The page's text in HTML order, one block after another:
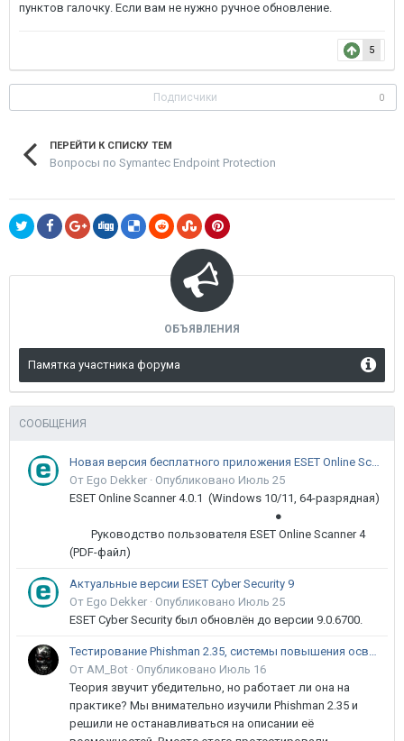
пунктов галочку. Если вам не нужно ручное обновление.
5
Подписчики 0
ПЕРЕЙТИ К СПИСКУ ТЕМ
Вопросы по Symantec Endpoint Protection
ОБЪЯВЛЕНИЯ
Памятка участника форума
СООБЩЕНИЯ
Новая версия бесплатного приложения ESET Online Scanner доступна пользователям
От Ego Dekker · Опубликовано Июль 25
ESET Online Scanner 4.0.1 (Windows 10/11, 64-разрядная)
●
Руководство пользователя ESET Online Scanner 4
(PDF-файл)
Актуальные версии ESET Cyber Security 9
От Ego Dekker · Опубликовано Июль 25
ESET Cyber Security был обновлён до версии 9.0.6700.
Тестирование Phishman 2.35, системы повышения осведомлённости пользователей в сфере ИБ
От AM_Bot · Опубликовано Июль 16
Теория звучит убедительно, но работает ли она на
практике? Мы внимательно изучили Phishman 2.35 и
решили не останавливаться на описании её